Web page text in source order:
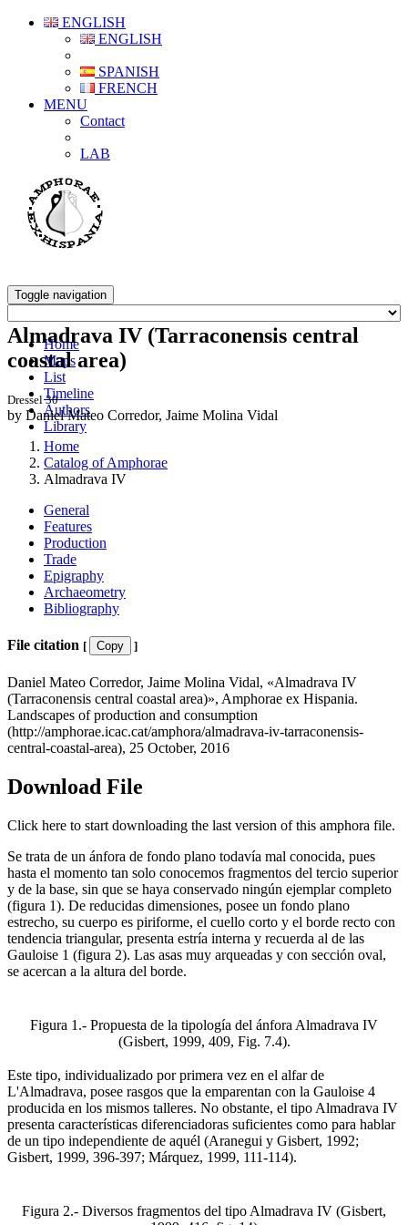
ENGLISH
ENGLISH
SPANISH
FRENCH
MENU
Contact
LAB
Toggle navigation
Home
Maps
List
Timeline
Authors
Library
Almadrava IV (Tarraconensis central
coastal area)
Dressel 30
by Daniel Mateo Corredor, Jaime Molina Vidal
Home
Catalog of Amphorae
Almadrava IV
General
Features
Production
Trade
Epigraphy
Archaeometry
Bibliography
File citation [ Copy ]
Daniel Mateo Corredor, Jaime Molina Vidal, «Almadrava IV
(Tarraconensis central coastal area)», Amphorae ex Hispania.
Landscapes of production and consumption
(http://amphorae.icac.cat/amphora/almadrava-iv-tarraconensis-
central-coastal-area), 25 October, 2016
Download File
Click here to start downloading the last version of this amphora file.
Se trata de un ánfora de fondo plano todavía mal conocida, pues
hasta el momento tan solo conocemos fragmentos del tercio superior
y de la base, sin que se haya conservado ningún ejemplar completo
(figura 1). De reducidas dimensiones, posee un fondo plano
estrecho, su cuerpo es piriforme, el cuello corto y el borde recto con
tendencia triangular, presenta estría interna y recuerda al de las
Gauloise 1 (figura 2). Las asas muy arqueadas y con sección oval,
se acercan a la altura del borde.
Figura 1.- Propuesta de la tipología del ánfora Almadrava IV
(Gisbert, 1999, 409, Fig. 7.4).
Este tipo, individualizado por primera vez en el alfar de
L'Almadrava, posee rasgos que la emparentan con la Gauloise 4
producida en los mismos talleres. No obstante, el tipo Almadrava IV
presenta características diferenciadoras suficientes como para hablar
de un tipo independiente de aquél (Aranegui y Gisbert, 1992;
Gisbert, 1999, 396-397; Márquez, 1999, 111-114).
Figura 2.- Diversos fragmentos del tipo Almadrava IV (Gisbert,